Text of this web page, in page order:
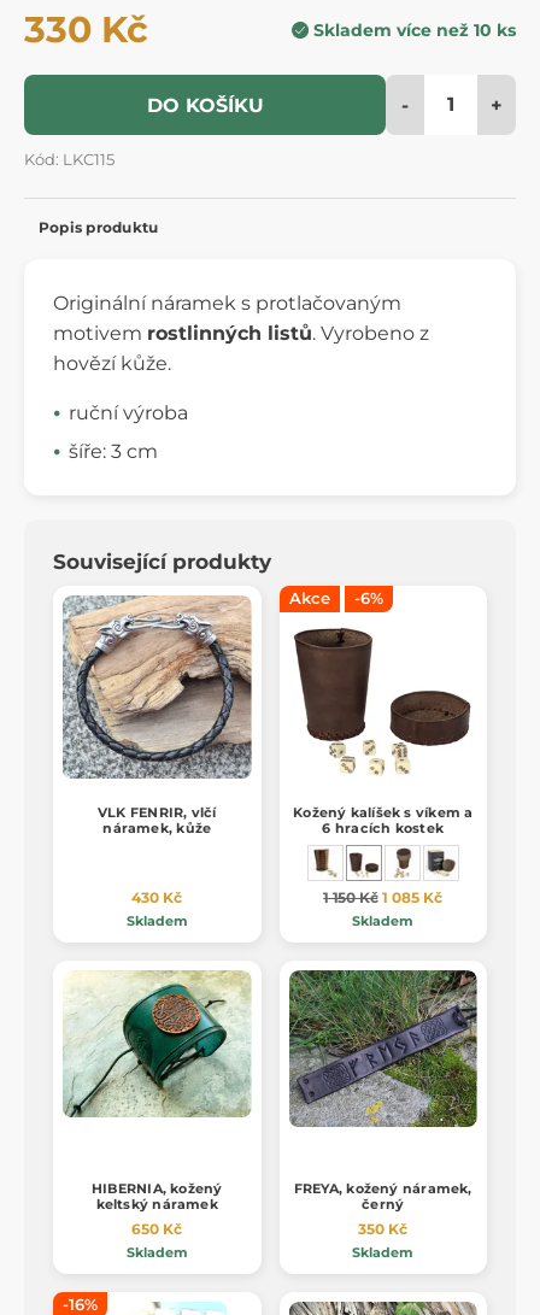
330 Kč Skladem více než 10 ks
DO KOŠÍKU - +
Kód: LKC115
Popis produktu
Originální náramek s protlačovaným
motivem rostlinných listů. Vyrobeno z
hovězí kůže.
ruční výroba
šíře: 3 cm
Související produkty
VLK FENRIR, vlčí
náramek, kůže
430 Kč
Skladem
Akce -6%
Kožený kalíšek s víkem a
6 hracích kostek
1 150 Kč 1 085 Kč
Skladem
HIBERNIA, kožený
keltský náramek
650 Kč
Skladem
FREYA, kožený náramek,
černý
350 Kč
Skladem
-16%